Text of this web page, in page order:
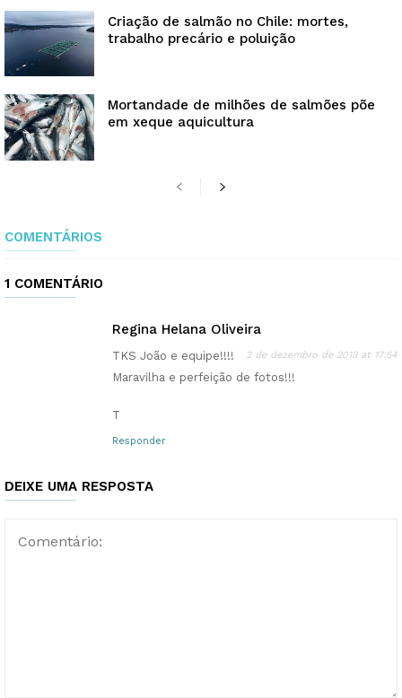
Criação de salmão no Chile: mortes,
trabalho precário e poluição
Mortandade de milhões de salmões põe
em xeque aquicultura
COMENTÁRIOS
1 COMENTÁRIO
Regina Helana Oliveira
2 de dezembro de 2013 at 17:54
TKS João e equipe!!!!
Maravilha e perfeição de fotos!!!
T
Responder
DEIXE UMA RESPOSTA